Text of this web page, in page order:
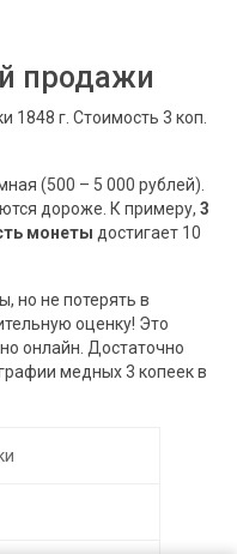
продажи
1848 г. Стоимость 3 коп.
(500 – 5 000 рублей).
дороже. К примеру, 3
монеты достигает 10
но не потерять в
оценку! Это
онлайн. Достаточно
медных 3 копеек в